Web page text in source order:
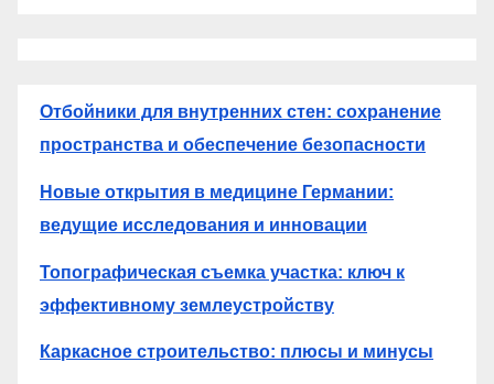
Отбойники для внутренних стен: сохранение
пространства и обеспечение безопасности
Новые открытия в медицине Германии:
ведущие исследования и инновации
Топографическая съемка участка: ключ к
эффективному землеустройству
Каркасное строительство: плюсы и минусы